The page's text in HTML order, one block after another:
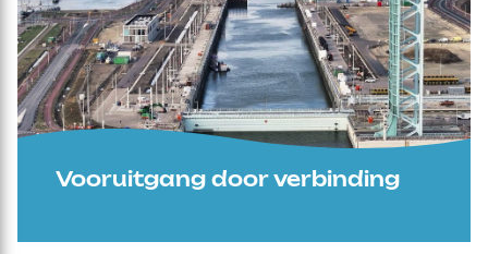
Vooruitgang door verbinding